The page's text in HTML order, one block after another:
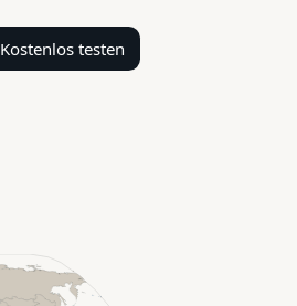
Kostenlos testen